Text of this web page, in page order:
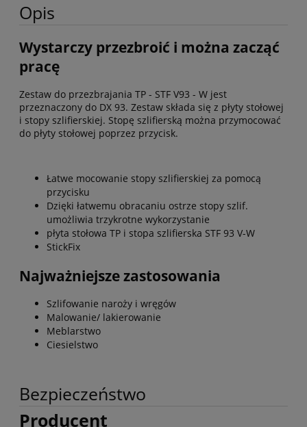
Opis
Wystarczy przezbroić i można zacząć
pracę
Zestaw do przezbrajania TP - STF V93 - W jest
przeznaczony do DX 93. Zestaw składa się z płyty stołowej
i stopy szlifierskiej. Stopę szlifierską można przymocować
do płyty stołowej poprzez przycisk.
Łatwe mocowanie stopy szlifierskiej za pomocą
przycisku
Dzięki łatwemu obracaniu ostrze stopy szlif.
umożliwia trzykrotne wykorzystanie
płyta stołowa TP i stopa szlifierska STF 93 V-W
StickFix
Najważniejsze zastosowania
Szlifowanie naroży i wręgów
Malowanie/ lakierowanie
Meblarstwo
Ciesielstwo
Bezpieczeństwo
Producent